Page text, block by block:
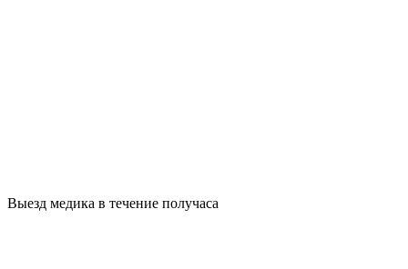
Выезд медика в течение получаса